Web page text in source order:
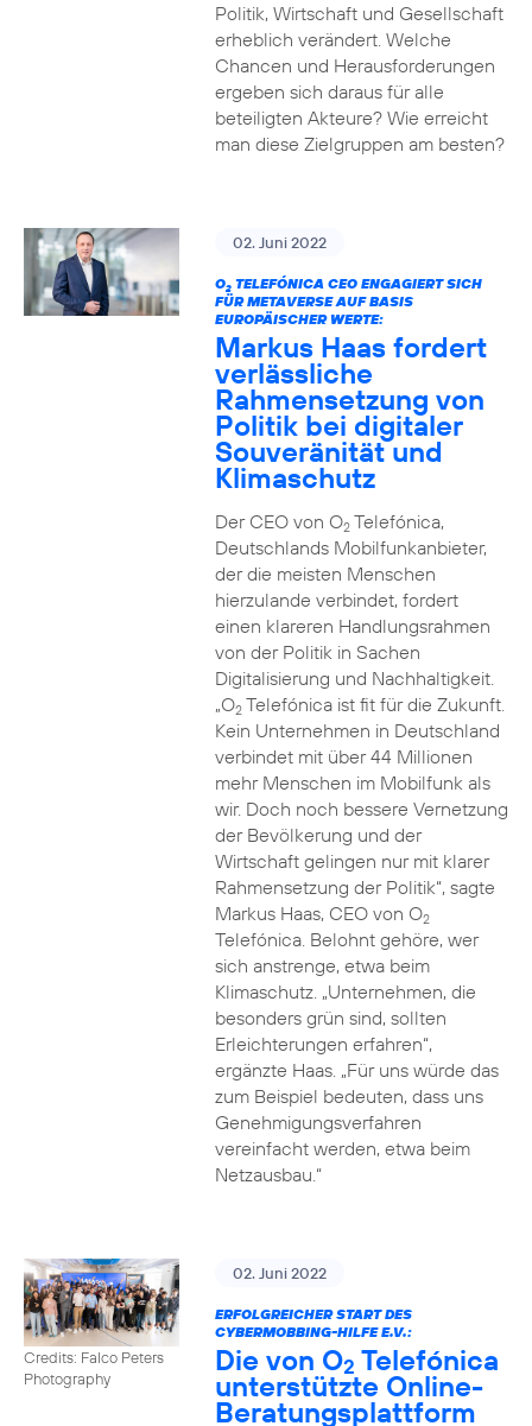
Politik, Wirtschaft und Gesellschaft
erheblich verändert. Welche
Chancen und Herausforderungen
ergeben sich daraus für alle
beteiligten Akteure? Wie erreicht
man diese Zielgruppen am besten?
02. Juni 2022
O2TELEFÓNICA CEO ENGAGIERT SICH
FÜR METAVERSE AUF BASIS
EUROPÄISCHER WERTE:
Markus Haas fordert
verlässliche
Rahmensetzung von
Politik bei digitaler
Souveränität und
Klimaschutz
Der CEO von O2Telefónica,
Deutschlands Mobilfunkanbieter,
der die meisten Menschen
hierzulande verbindet, fordert
einen klareren Handlungsrahmen
von der Politik in Sachen
Digitalisierung und Nachhaltigkeit.
„O2Telefónica ist fit für die Zukunft.
Kein Unternehmen in Deutschland
verbindet mit über 44 Millionen
mehr Menschen im Mobilfunk als
wir. Doch noch bessere Vernetzung
der Bevölkerung und der
Wirtschaft gelingen nur mit klarer
Rahmensetzung der Politik“, sagte
Markus Haas, CEO von O2
Telefónica. Belohnt gehöre, wer
sich anstrenge, etwa beim
Klimaschutz. „Unternehmen, die
besonders grün sind, sollten
Erleichterungen erfahren“,
ergänzte Haas. „Für uns würde das
zum Beispiel bedeuten, dass uns
Genehmigungsverfahren
vereinfacht werden, etwa beim
Netzausbau.“
Credits: Falco Peters
Photography
02. Juni 2022
ERFOLGREICHER START DES
CYBERMOBBING-HILFE E.V.:
Die von O2 Telefónica
unterstützte Online-
Beratungsplattform